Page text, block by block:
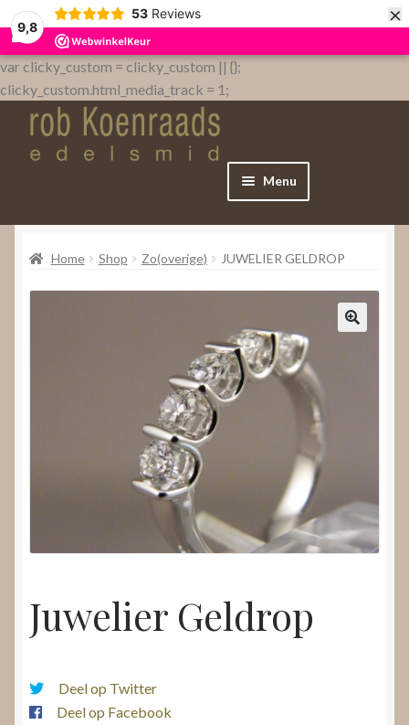
9,8
53 Reviews ×
var clicky_custom = clicky_custom || {};
clicky_custom.html_media_track = 1;
Menu
Home
Submenu
uitvouwen
Home Shop Zo(overige) JUWELIER GELDROP
Juwelier Geldrop
Deel op Twitter
Deel op Facebook